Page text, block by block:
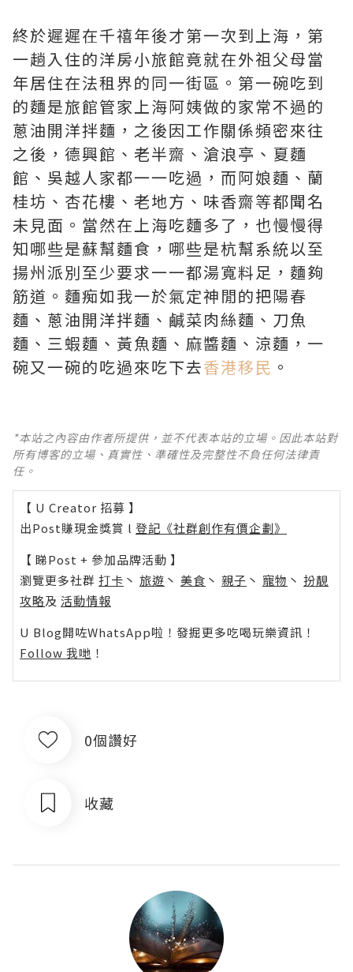
終於遲遲在千禧年後才第一次到上海，第
一趟入住的洋房小旅館竟就在外祖父母當
年居住在法租界的同一街區。第一碗吃到
的麵是旅館管家上海阿姨做的家常不過的
蔥油開洋拌麵，之後因工作關係頻密來往
之後，德興館、老半齋、滄浪亭、夏麵
館、吳越人家都一一吃過，而阿娘麵、蘭
桂坊、杏花樓、老地方、味香齋等都聞名
未見面。當然在上海吃麵多了，也慢慢得
知哪些是蘇幫麵食，哪些是杭幫系統以至
揚州派別至少要求一一都湯寬料足，麵夠
筋道。麵痴如我一於氣定神閒的把陽春
麵、蔥油開洋拌麵、鹹菜肉絲麵、刀魚
麵、三蝦麵、黃魚麵、麻醬麵、涼麵，一
碗又一碗的吃過來吃下去香港移民 。
*本站之內容由作者所提供，並不代表本站的立場。因此本站對
所有博客的立場、真實性、準確性及完整性不負任何法律責
任。
【 U Creator 招募 】
出Post賺現金獎賞 l 登記《社群創作有價企劃》
【 睇Post + 參加品牌活動 】
瀏覽更多社群 打卡 丶 旅遊 丶 美食 丶 親子 丶 寵物 丶 扮靚
攻略及 活動情報
U Blog開咗WhatsApp啦！發掘更多吃喝玩樂資訊！
Follow 我哋 ！
0個讚好
收藏